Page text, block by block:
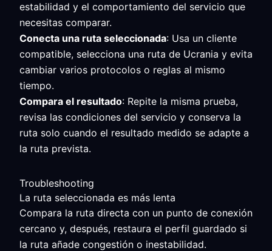
estabilidad y el comportamiento del servicio que
necesitas comparar.
Conecta una ruta seleccionada: Usa un cliente
compatible, selecciona una ruta de Ucrania y evita
cambiar varios protocolos o reglas al mismo
tiempo.
Compara el resultado: Repite la misma prueba,
revisa las condiciones del servicio y conserva la
ruta solo cuando el resultado medido se adapte a
la ruta prevista.
Troubleshooting
La ruta seleccionada es más lenta
Compara la ruta directa con un punto de conexión
cercano y, después, restaura el perfil guardado si
la ruta añade congestión o inestabilidad.